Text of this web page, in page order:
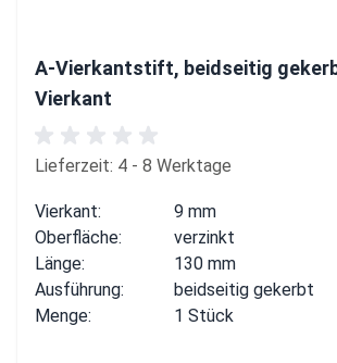
A-Vierkantstift, beidseitig
Vierkant
Lieferzeit: 4 - 8 Werktage
Vierkant:
9 mm
Oberfläche:
verzinkt
Länge:
130 mm
Ausführung:
beidseitig gekerbt
Menge:
1 Stück